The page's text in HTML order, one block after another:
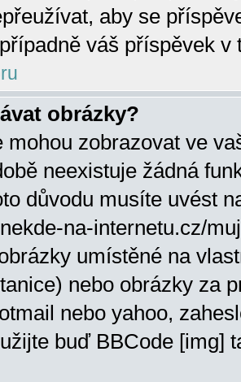
aby se
váš příspěvek v
obrázky?
mohou zobrazovat ve
neexistuje žádná
důvodu musíte uvést
na-internetu.cz/
umístěné na
nebo obrázky za
nebo yahoo,
buď BBCode [img]